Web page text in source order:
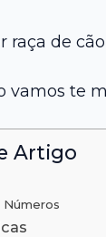
raça de
vamos te
Artigo